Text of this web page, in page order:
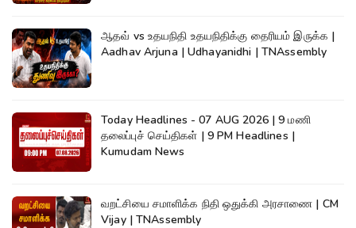
ஆதவ் vs உதயநிதி உதயநிதிக்கு தைரியம் இருக்க |
Aadhav Arjuna | Udhayanidhi | TNAssembly
Today Headlines - 07 AUG 2026 | 9 மணி
தலைப்புச் செய்திகள் | 9 PM Headlines |
Kumudam News
வறட்சியை சமாளிக்க நிதி ஒதுக்கி அரசாணை | CM
Vijay | TNAssembly